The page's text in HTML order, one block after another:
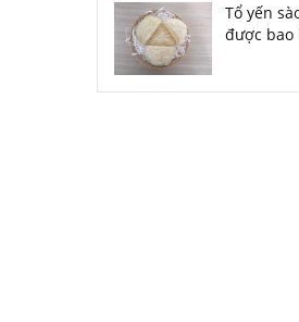
Tổ yến
được bao